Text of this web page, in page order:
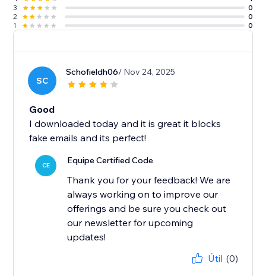
3
0
2
0
1
0
SC
Schofieldh06/ Nov 24, 2025
Good
I downloaded today and it is great it blocks
fake emails and its perfect!
CE Equipe Certified Code
Thank you for your feedback! We are
always working on to improve our
offerings and be sure you check out
our newsletter for upcoming
updates!
Útil (0)